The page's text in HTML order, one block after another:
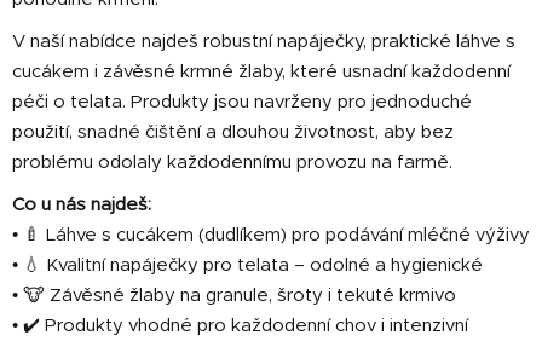
y
ý
p
i
s
V naší nabídce najdeš robustní napáječky, praktické láhve s
cucákem i závěsné krmné žlaby, které usnadní každodenní
péči o telata. Produkty jsou navrženy pro jednoduché
použití, snadné čištění a dlouhou životnost, aby bez
problému odolaly každodennímu provozu na farmě.
Co u nás najdeš:
• 🍼 Láhve s cucákem (dudlíkem) pro podávání mléčné výživy
• 💧 Kvalitní napáječky pro telata – odolné a hygienické
• 🐮 Závěsné žlaby na granule, šroty i tekuté krmivo
• ✔️ Produkty vhodné pro každodenní chov i intenzivní